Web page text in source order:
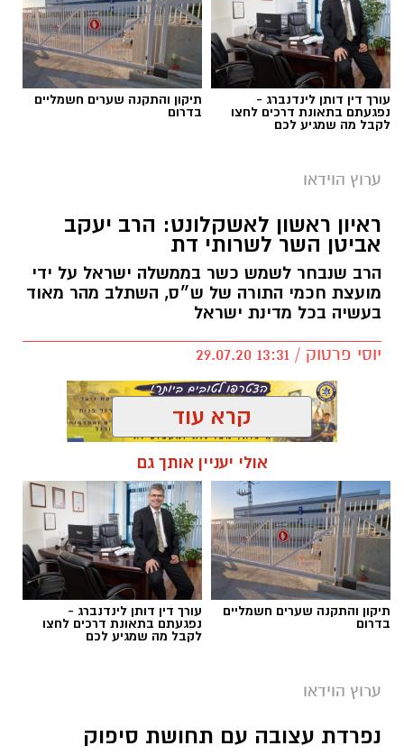
עורך דין דותן לינדנברג -
נפגעתם בתאונת דרכים לחצו
לקבל מה שמגיע לכם
תיקון והתקנה שערים חשמליים
בדרום
ערוץ הוידאו
ראיון ראשון לאשקלונט: הרב יעקב
אביטן השר לשרותי דת
הרב שנבחר לשמש כשר בממשלה ישראל על ידי
מועצת חכמי התורה של ש״ס, השתלב מהר מאוד
בעשיה בכל מדינת ישראל
יוסי פרטוק / 13:31 29.07.20
מי שמכיר את הרב יעקב אביטן, שר לשרותי דת,
יודע שאין אדם באשקלון והסביבה שאיני מכיר
אותו, עכשיו מדינת ישראל מתוודעת את האדם
הכריזמתי שסוחף אחריו המונים. כן, את הסליחות
בקרוב, יעשו איתו מאות אנשים ובעיקר בני נוער
את הלילות. הרב אביטן בראיון ראשון.
קרא עוד
אולי יעניין אותך גם
תיקון והתקנה שערים חשמליים
בדרום
עורך דין דותן לינדנברג -
נפגעתם בתאונת דרכים לחצו
לקבל מה שמגיע לכם
ערוץ הוידאו
נפרדת עצובה עם תחושת סיפוק